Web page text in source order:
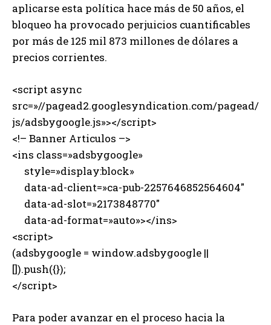
aplicarse esta política hace más de 50 años, el
bloqueo ha provocado perjuicios cuantificables
por más de 125 mil 873 millones de dólares a
precios corrientes.
<script async
src=»//pagead2.googlesyndication.com/pagead/
js/adsbygoogle.js»></script>
<!– Banner Articulos –>
<ins class=»adsbygoogle»
style=»display:block»
data-ad-client=»ca-pub-2257646852564604″
data-ad-slot=»2173848770″
data-ad-format=»auto»></ins>
<script>
(adsbygoogle = window.adsbygoogle ||
[]).push({});
</script>
Para poder avanzar en el proceso hacia la